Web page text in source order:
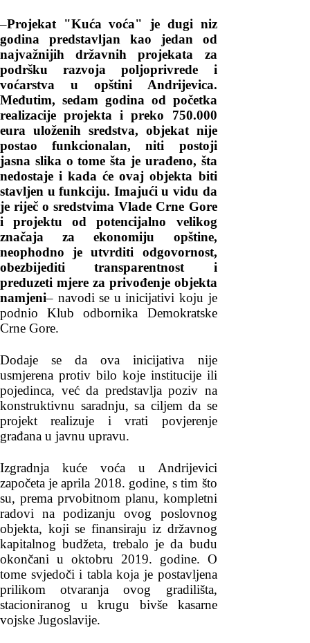
–Projekat "Kuća voća" je dugi niz
godina predstavljan kao jedan od
najvažnijih državnih projekata za
podršku razvoja poljoprivrede i
voćarstva u opštini Andrijevica.
Međutim, sedam godina od početka
realizacije projekta i preko 750.000
eura uloženih sredstva, objekat nije
postao funkcionalan, niti postoji
jasna slika o tome šta je urađeno, šta
nedostaje i kada će ovaj objekta biti
stavljen u funkciju. Imajući u vidu da
je riječ o sredstvima Vlade Crne Gore
i projektu od potencijalno velikog
značaja za ekonomiju opštine,
neophodno je utvrditi odgovornost,
obezbijediti transparentnost i
preduzeti mjere za privođenje objekta
namjeni– navodi se u inicijativi koju je
podnio Klub odbornika Demokratske
Crne Gore.
Dodaje se da ova inicijativa nije
usmjerena protiv bilo koje institucije ili
pojedinca, već da predstavlja poziv na
konstruktivnu saradnju, sa ciljem da se
projekt realizuje i vrati povjerenje
građana u javnu upravu.
Izgradnja kuće voća u Andrijevici
započeta je aprila 2018. godine, s tim što
su, prema prvobitnom planu, kompletni
radovi na podizanju ovog poslovnog
objekta, koji se finansiraju iz državnog
kapitalnog budžeta, trebalo je da budu
okončani u oktobru 2019. godine. O
tome svjedoči i tabla koja je postavljena
prilikom otvaranja ovog gradilišta,
stacioniranog u krugu bivše kasarne
vojske Jugoslavije.